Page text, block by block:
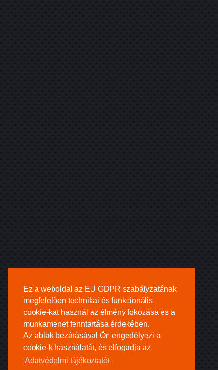
Ez a weboldal az EU GDPR szabályzatának
megfelelően technikai és funkcionális
cookie-kat használ az élmény fokozása és a
munkamenet fenntartása érdekében.
Az ablak bezárásával Ön engedélyezi a
cookie-k használatát, és elfogadja az
Adatvédelmi tájékoztatót